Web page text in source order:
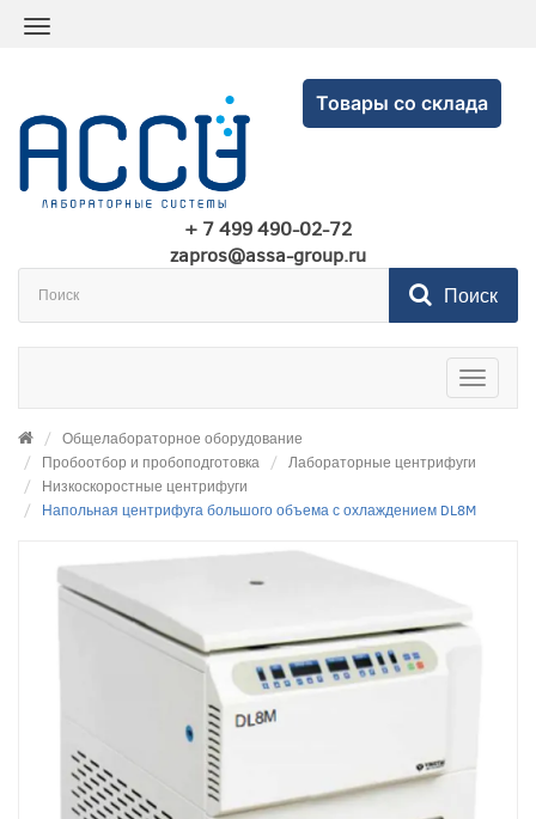
Товары со склада
+ 7 499 490-02-72
zapros@assa-group.ru
Поиск
Toggle
Общелабораторное оборудование
Пробоотбор и пробоподготовка
Лабораторные центрифуги
Низкоскоростные центрифуги
Напольная центрифуга большого объема с охлаждением DL8M